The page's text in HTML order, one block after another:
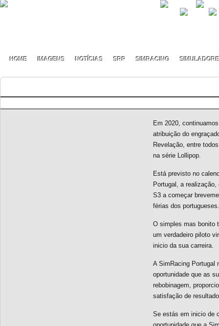
HOME IMAGENS NOTÍCIAS SRP SIMRACING
Em 2020,
atribuição do
Revelação, entre
na série Lollipop.
Está previsto no
Portugal, a
S3 a começar
férias dos portugueses.
O simples mas bonito
um verdadeiro piloto
inicio da sua carreira.
A SimRacing Portugal
oportunidade que as
rebobinagem,
satisfação de
Se estás em inicio de